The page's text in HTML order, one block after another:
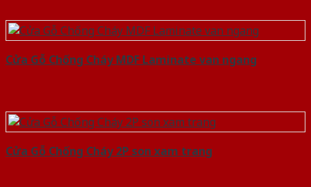
Cửa Gỗ Chống Cháy MDF Laminate van ngang
Cửa Gỗ Chống Cháy 2P son xam trang